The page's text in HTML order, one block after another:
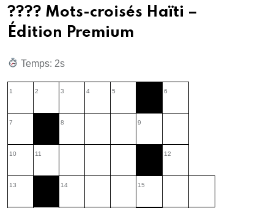
???? Mots-croisés Haïti –
Édition Premium
Temps: 2s
1 2 3 4 5 6
7 8 9
10 11 12
13 14 15